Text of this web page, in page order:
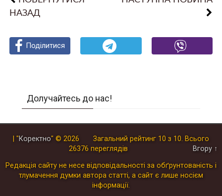
НАЗАД
Поділитися
Поділитися
Поділитися
Долучайтесь до нас!
| "Коректно" © 2026 Загальний рейтинг 10 з 10. Всього
26376 переглядів Вгору ↑
Редакція сайту не несе відповідальності за обґрунтованість і
тлумачення думки автора статті, а сайт є лише носієм
інформації.